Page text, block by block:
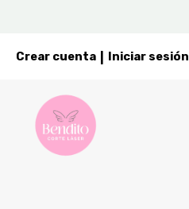
Crear cuenta Iniciar sesión